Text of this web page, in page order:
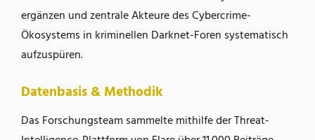
ergänzen und zentrale Akteure des Cybercrime-
Ökosystems in kriminellen Darknet-Foren systematisch
aufzuspüren.
Datenbasis & Methodik
Das Forschungsteam sammelte mithilfe der Threat-